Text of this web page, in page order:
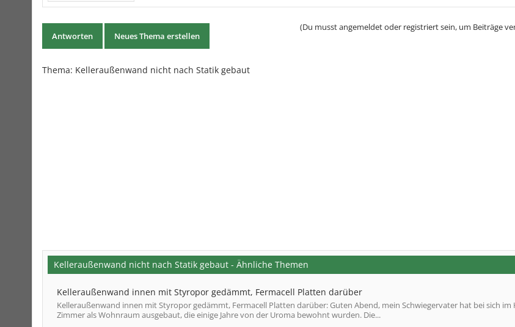
Antworten Neues Thema erstellen
(Du musst angemeldet oder registriert sein, um Beiträge
Thema: Kelleraußenwand nicht nach Statik gebaut
Kelleraußenwand nicht nach Statik gebaut - Ähnliche Themen
Kelleraußenwand innen mit Styropor gedämmt, Fermacell Platten darüber
Kelleraußenwand innen mit Styropor gedämmt, Fermacell Platten darüber: Guten Abend, mein Schwiegervater hat bei sich im
Zimmer als Wohnraum ausgebaut, die einige Jahre von der Uroma bewohnt wurden. Die...